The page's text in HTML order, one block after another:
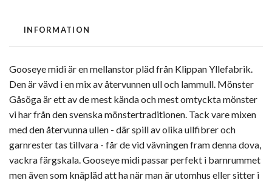
INFORMATION
Gooseye midi är en mellanstor pläd från Klippan Yllefabrik.
Den är vävd i en mix av återvunnen ull och lammull. Mönster
Gåsöga är ett av de mest kända och mest omtyckta mönster
vi har från den svenska mönstertraditionen. Tack vare mixen
med den återvunna ullen - där spill av olika ullfibrer och
garnrester tas tillvara - får de vid vävningen fram denna dova,
vackra färgskala. Gooseye midi passar perfekt i barnrummet
men även som knäpläd att ha när man är utomhus eller sitter i